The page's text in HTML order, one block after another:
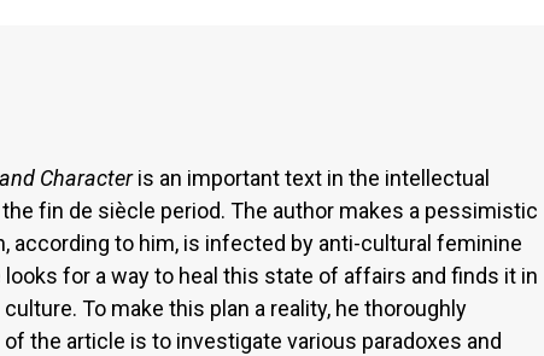
Characteris an important text in the intellectual
f‌in de siècle period. The author makes a pessimistic
according to him, is infected by anti-cultural feminine
for a way to heal this state of affairs and finds it in
To make this plan a reality, he thoroughly
the article is to investigate various paradoxes and